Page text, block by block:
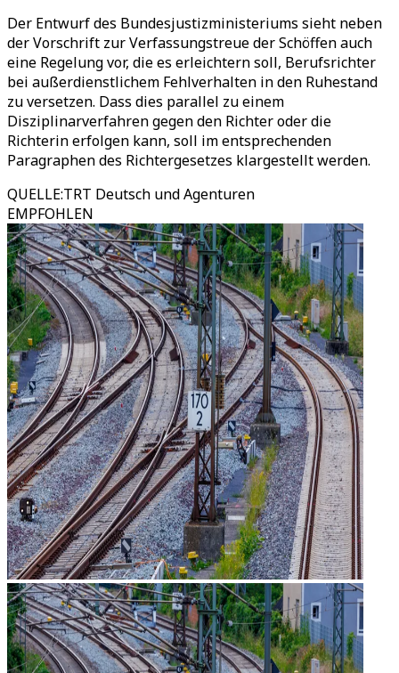
Der Entwurf des Bundesjustizministeriums sieht neben
der Vorschrift zur Verfassungstreue der Schöffen auch
eine Regelung vor, die es erleichtern soll, Berufsrichter
bei außerdienstlichem Fehlverhalten in den Ruhestand
zu versetzen. Dass dies parallel zu einem
Disziplinarverfahren gegen den Richter oder die
Richterin erfolgen kann, soll im entsprechenden
Paragraphen des Richtergesetzes klargestellt werden.
QUELLE:TRT Deutsch und Agenturen
EMPFOHLEN